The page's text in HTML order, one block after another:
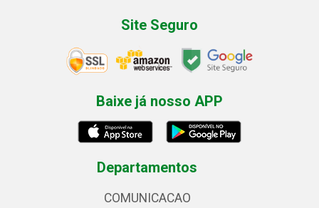
Site Seguro
Baixe já nosso APP
Departamentos
COMUNICACAO